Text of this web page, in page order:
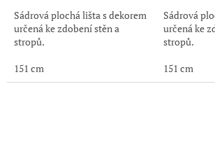
Sádrová plochá lišta s dekorem
určená ke zdobení stěn a
stropů.
151 cm
Sádrová
určená ke
stropů.
151 cm